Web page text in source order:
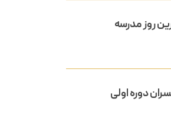
روز مدرسه
دوره اولی